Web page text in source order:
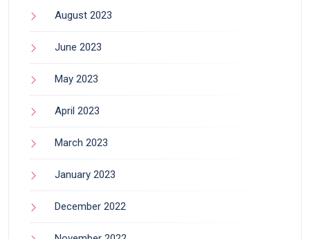
August 2023
June 2023
May 2023
April 2023
March 2023
January 2023
December 2022